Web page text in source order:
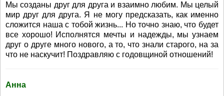
Мы созданы друг для друга и взаимно любим. Мы целый
мир друг для друга. Я не могу предсказать, как именно
сложится наша с тобой жизнь... Но точно знаю, что будет
все хорошо! Исполнятся мечты и надежды, мы узнаем
друг о друге много нового, а то, что знали старого, на за
что не наскучит! Поздравляю с годовщиной отношений!
Анна